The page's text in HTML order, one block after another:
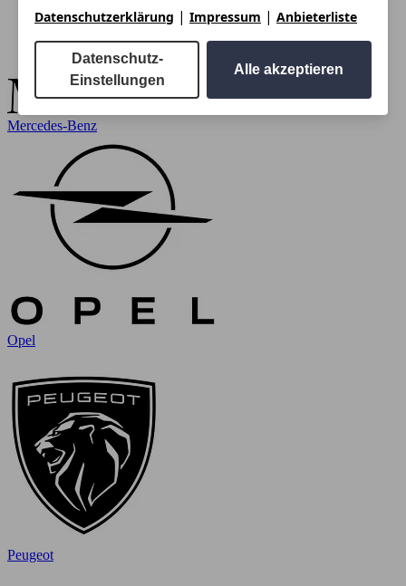
Mercedes-Benz
Opel
Peugeot
Datenschutzerklärung | Impressum | Anbieterliste
Datenschutz-
Einstellungen
Alle akzeptieren